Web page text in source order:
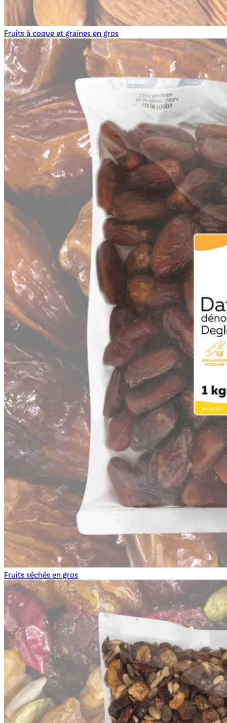
Fruits à coque et graines en gros
Fruits séchés en gros